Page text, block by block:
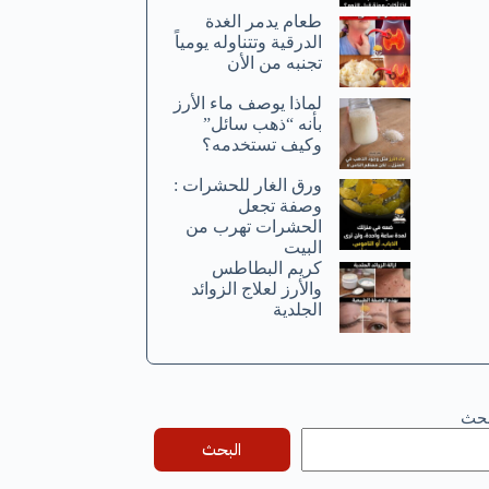
طعام يدمر الغدة
الدرقية وتتناوله يومياً
تجنبه من الأن
لماذا يوصف ماء الأرز
بأنه “ذهب سائل”
وكيف تستخدمه؟
ورق الغار للحشرات :
وصفة تجعل
الحشرات تهرب من
البيت
كريم البطاطس
والأرز لعلاج الزوائد
الجلدية
البحث